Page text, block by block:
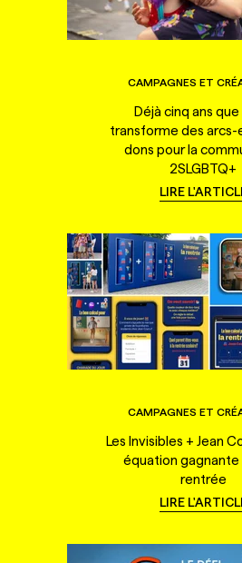
CAMPAGNES ET
Déjà cinq ans que
transforme des arcs-
dons pour la
2SLGBTQ+
LIRE
CAMPAGNES ET
Les Invisibles + Jean
équation gagnante
rentrée
LIRE